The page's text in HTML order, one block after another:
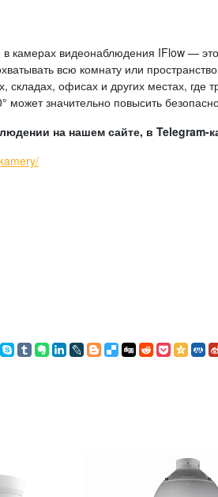
камерах видеонаблюдения IFlow —
всю комнату или
складах, офисах и других местах,
может значительно повысить
на нашем сайте, в Telegram-